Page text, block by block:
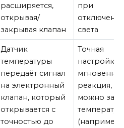
расширяется,
открывая/
закрывая клапан
при
света
Датчик
температуры
передаёт сигнал
на электронный
клапан, который
открывается с
точностью до
Точная
настройка,
мгновенная
реакция,
можно
(например,